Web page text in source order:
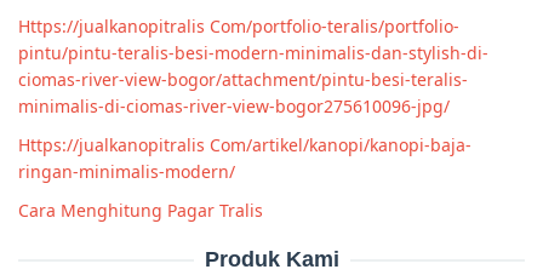
Https://jualkanopitralis Com/portfolio-teralis/portfolio-
pintu/pintu-teralis-besi-modern-minimalis-dan-stylish-di-
ciomas-river-view-bogor/attachment/pintu-besi-teralis-
minimalis-di-ciomas-river-view-bogor275610096-jpg/
Https://jualkanopitralis Com/artikel/kanopi/kanopi-baja-
ringan-minimalis-modern/
Cara Menghitung Pagar Tralis
Produk Kami